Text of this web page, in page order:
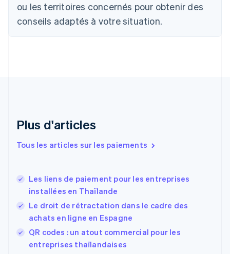
ou les territoires concernés pour obtenir des
conseils adaptés à votre situation.
Plus d'articles
Tous les articles sur les paiements
Les liens de paiement pour les entreprises
installées en Thaïlande
Le droit de rétractation dans le cadre des
achats en ligne en Espagne
QR codes : un atout commercial pour les
entreprises thaïlandaises
Chine continentale
简体中文English
Español English
English
Finlande
EnglishSvenska
Français English
Gibraltar
English
Grèce
English